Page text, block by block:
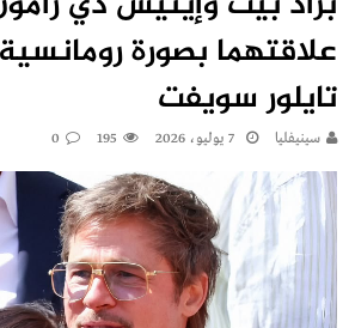
علاقتهما بصورة
تايلور سويفت
سينيفليا 7 يوليو، 2026 195
0